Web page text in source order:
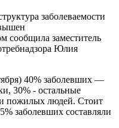
заболеваемости
сообщила заместитель
Юлия
40% заболевших —
30% - остальные
и пожилых людей. Стоит
заболевших составляли